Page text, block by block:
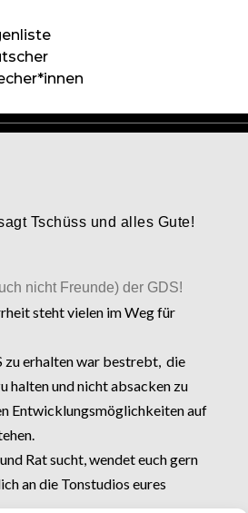
Tschüss und alles Gute!
nicht Freunde) der GDS!
steht vielen im Weg für
zu erhalten war bestrebt, die
halten und nicht absacken zu
Entwicklungsmöglichkeiten auf
Rat sucht, wendet euch gern
an die Tonstudios eures